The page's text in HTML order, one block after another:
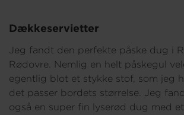
Dækkeservietter
Jeg fandt den perfekte påske dug i
Rødovre. Nemlig en helt påskegul
egentlig blot et stykke stof, som jeg
det passer bordets størrelse. Jeg
også en super fin lyserød dug med